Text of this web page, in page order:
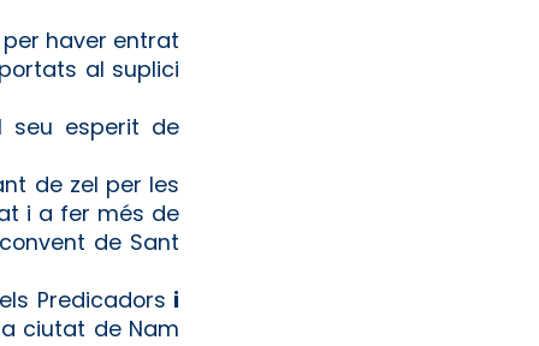
haver entrat
al suplici
seu esperit de
de zel per les
i a fer més de
de Sant
Predicadors i
ciutat de Nam